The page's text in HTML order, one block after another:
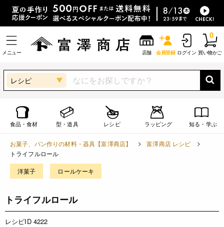
メニュー 店舗 会員登録 ログイン 買い物かご
0
レシピ
食品・食材 型・道具 レシピ ラッピング 知る・学ぶ
お菓子、パン作りの材料・器具【富澤商店】
富澤商店 レシピ
トライフルロール
洋菓子 ロールケーキ
トライフルロール
レシピID 4222